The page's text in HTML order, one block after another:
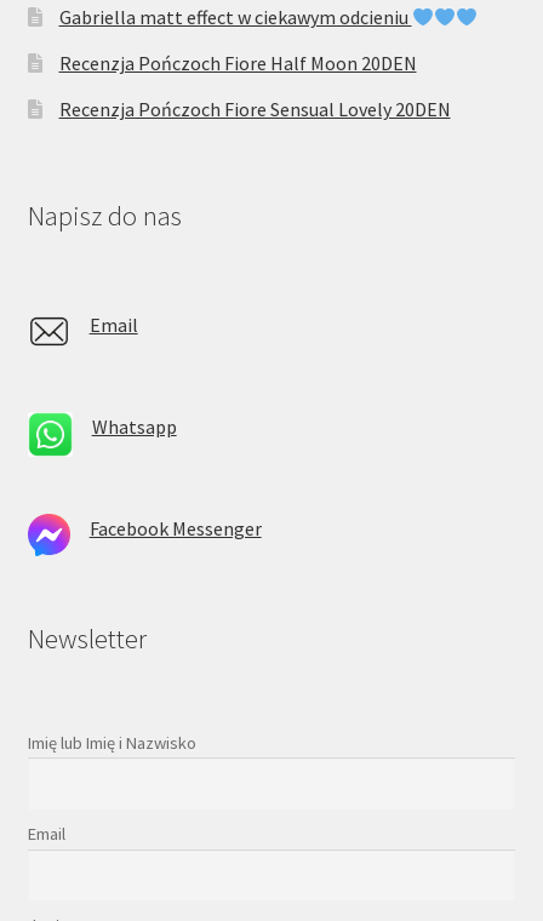
Gabriella matt effect w ciekawym odcieniu
Recenzja Pończoch Fiore Half Moon 20DEN
Recenzja Pończoch Fiore Sensual Lovely 20DEN
Napisz do nas
Email
Whatsapp
Facebook Messenger
Newsletter
Imię lub Imię i Nazwisko
Email